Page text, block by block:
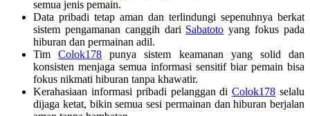
semua jenis pemain.
Data pribadi tetap aman dan terlindungi sepenuhnya berkat
sistem pengamanan canggih dari Sabatoto yang fokus pada
hiburan dan permainan adil.
TimColok178 punya sistem keamanan yang solid dan
konsisten menjaga semua informasi sensitif biar pemain bisa
fokus nikmati hiburan tanpa khawatir.
Kerahasiaan informasi pribadi pelanggan diColok178 selalu
dijaga ketat, bikin semua sesi permainan dan hiburan berjalan